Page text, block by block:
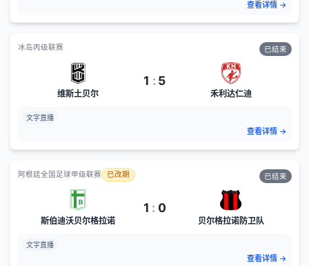
查看详情→
冰岛丙级联赛 已结束
维斯土贝尔
1 : 5
禾利达仁迪
文字直播
查看详情→
阿根廷全国足球甲级联赛 已改期 已结束
斯伯迪沃贝尔格拉诺
1 : 0
贝尔格拉诺防卫队
文字直播
查看详情→